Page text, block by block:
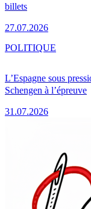
billets
27.07.2026
L’Espagne sous
Schengen à l’épreuve
31.07.2026
POLITIQUE